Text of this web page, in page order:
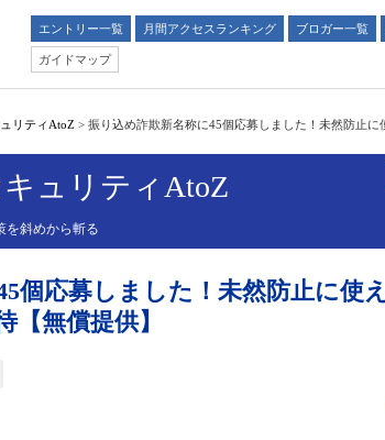
エントリー一覧 月間アクセスランキング ブロガー一覧
ガイドマップ
リティAtoZ > 振り込め詐欺新名称に45個応募しました！未然防止に
ュリティAtoZ
を斜めから斬る
個応募しました！未然防止に使
【無償提供】